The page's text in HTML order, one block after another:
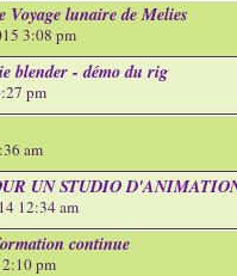
Voyage lunaire de Melies
3:08 pm
blender - démo du rig
pm
am
UN STUDIO
12:34 am
continue
pm